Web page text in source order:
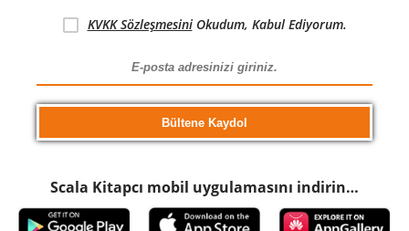
KVKK SözleşmesiniOkudum, Kabul Ediyorum.
Scala Kitapcı mobil uygulamasını indirin…